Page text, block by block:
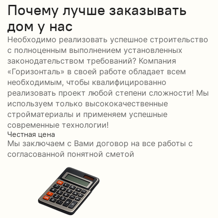
Почему лучше заказывать
дом у нас
Необходимо реализовать успешное строительство
с полноценным выполнением установленных
законодательством требований? Компания
«Горизонталь» в своей работе обладает всем
необходимым, чтобы квалифицированно
реализовать проект любой степени сложности! Мы
используем только высококачественные
стройматериалы и применяем успешные
современные технологии!
Честная цена
Мы заключаем с Вами договор на все работы с
согласованной понятной сметой